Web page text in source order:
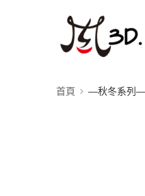
首頁 —秋冬系列—